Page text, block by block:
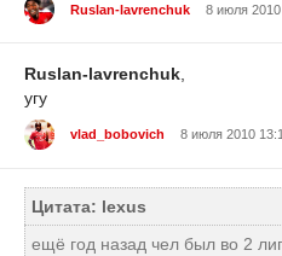
Ruslan-lavrenchuk 8 июля 2010
Ruslan-lavrenchuk,
угу
vlad_bobovich 8 июля 2010
Цитата: lexus
ещё год назад чел был во 2